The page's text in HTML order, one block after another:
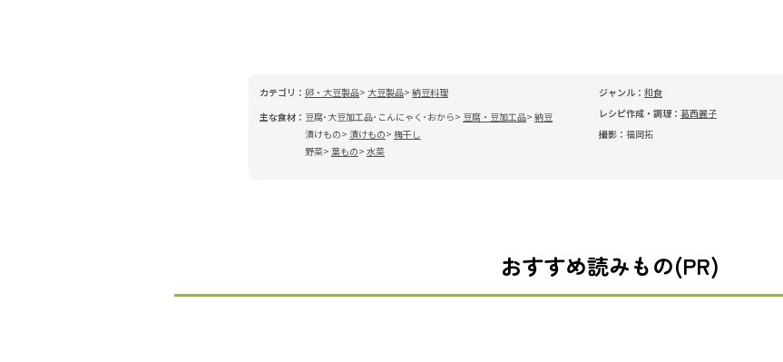
カテゴリ： 卵・大豆製品 大豆製品 納豆料理
主な食材： 豆腐･大豆加工品･こんにゃく･おから 豆腐・豆加工品 納豆
漬けもの
漬けもの
梅干し
野菜 葉もの 水菜
ジャンル： 和食
レシピ作成・調理： 葛西麗子
撮影： 福岡拓
おすすめ読みもの(PR)